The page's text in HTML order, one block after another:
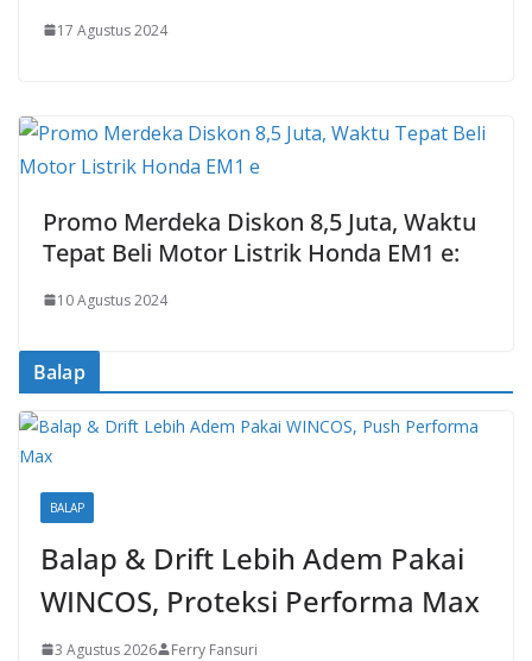
17 Agustus 2024
Promo Merdeka Diskon 8,5 Juta, Waktu
Tepat Beli Motor Listrik Honda EM1 e:
10 Agustus 2024
Balap
BALAP
Balap & Drift Lebih Adem Pakai
WINCOS, Proteksi Performa Max
3 Agustus 2026 Ferry Fansuri